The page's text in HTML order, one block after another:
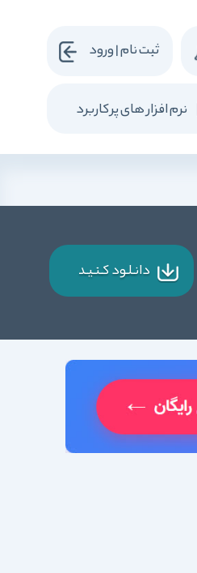
نرم افزار های پرکاربرد
ثبت نام | ورود
دانـلـود کـنـیـد